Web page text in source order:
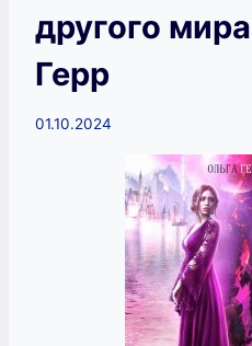
другого
Герр
01.10.2024